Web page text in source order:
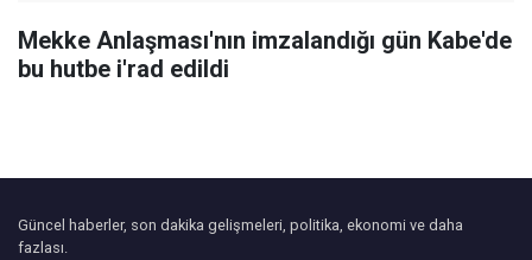
Mekke Anlaşması'nın imzalandığı gün Kabe'de
bu hutbe i'rad edildi
Güncel haberler, son dakika gelişmeleri, politika, ekonomi ve daha
fazlası.